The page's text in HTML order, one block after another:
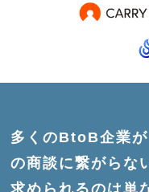
多くのBtoB企業
の商談に繋がらな
求められるのは単